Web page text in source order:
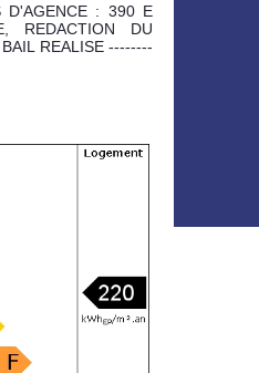
D'AGENCE : 390 E
REDACTION DU
REALISE --------